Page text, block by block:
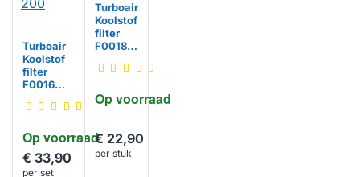
Op voorraad
Turboair
Koolstof
filter
F00169/
Type
€ 33,90
per set
Op voorraad
Turboair
Koolstof
filter
F00189/
€ 22,90
per stuk